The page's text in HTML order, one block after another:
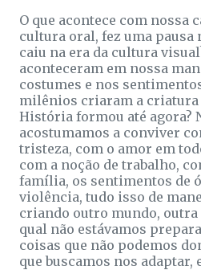
O que acontece com nossa
cultura oral, fez uma pausa
caiu na era da cultura
aconteceram em nossa
costumes e nos
milênios criaram a criatura
História formou até agora?
acostumamos a conviver
tristeza, com o amor em
com a noção de trabalho,
família, os sentimentos de
violência, tudo isso de
criando outro mundo, outra
qual não estávamos
coisas que não podemos
que buscamos nos adaptar,